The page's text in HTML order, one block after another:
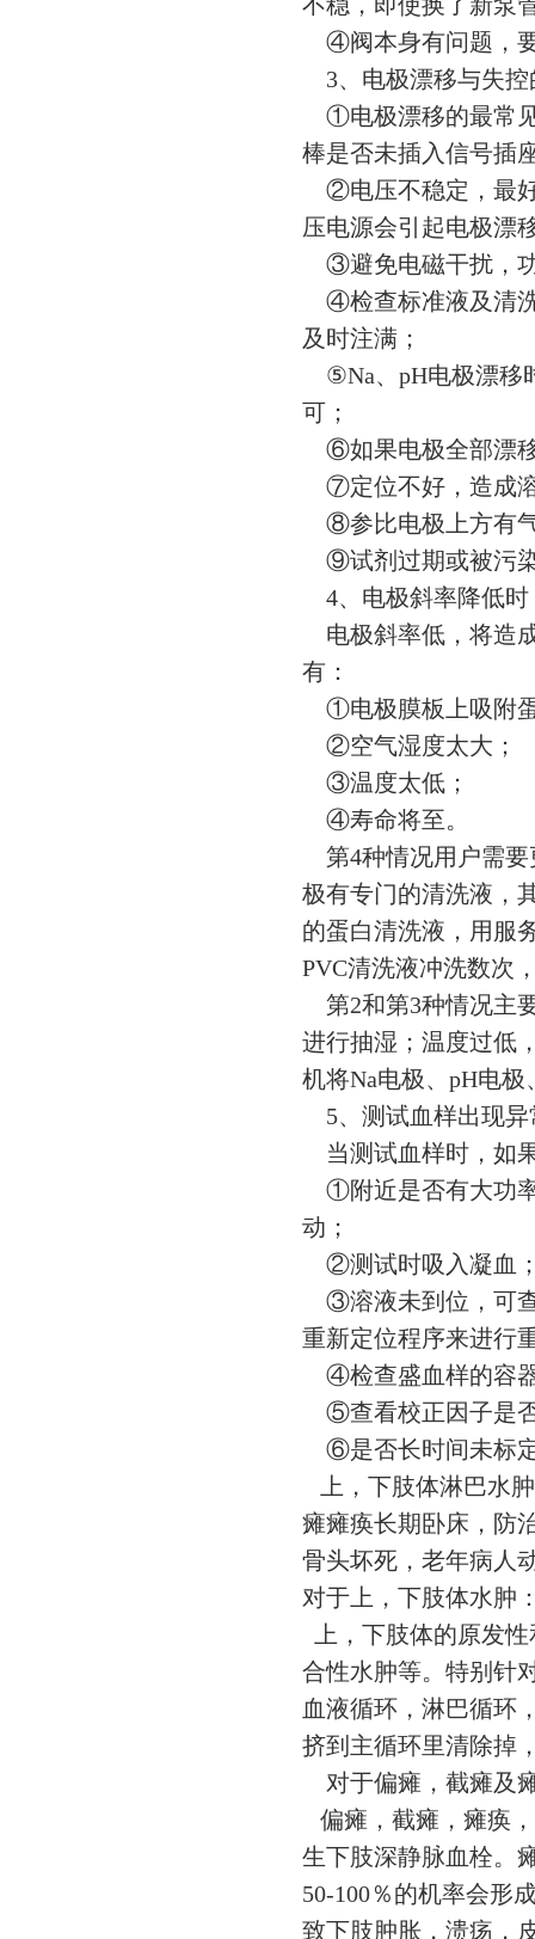
④阀本身有问题，
3、电极漂移与失控
①电极漂移的最常
棒是否未插入信号插
②电压不稳定，最好
压电源会引起电极漂
③避免电磁干扰，
④检查标准液及清
及时注满；
⑤Na、pH电极漂移
可；
⑥如果电极全部漂
⑦定位不好，造成
⑧参比电极上方有气
⑨试剂过期或被污
4、电极斜率降低时
电极斜率低，将造
有：
①电极膜板上吸附
②空气湿度太大；
③温度太低；
④寿命将至。
第4种情况用户需要
极有专门的清洗液，
的蛋白清洗液，用服
PVC清洗液冲洗数次
第2和第3种情况主
进行抽湿；温度过低
机将Na电极、pH电
5、测试血样出现异
当测试血样时，如
①附近是否有大功
动；
②测试时吸入凝血
③溶液未到位，可
重新定位程序来进行
④检查盛血样的容
⑤查看校正因子是
⑥是否长时间未标
上，下肢体淋巴水
瘫瘫痪长期卧床，防
骨头坏死，老年病人
对于上，下肢体水
上，下肢体的原发
合性水肿等。特别针
血液循环，淋巴循环
挤到主循环里清除掉
对于偏瘫，截瘫及
偏瘫，截瘫，瘫痪
生下肢深静脉血栓。
50-100％的机率会形
致下肢肿胀，溃疡，